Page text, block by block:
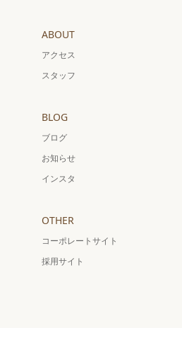
ABOUT
アクセス
スタッフ
BLOG
ブログ
お知らせ
インスタ
OTHER
コーポレートサイト
採用サイト